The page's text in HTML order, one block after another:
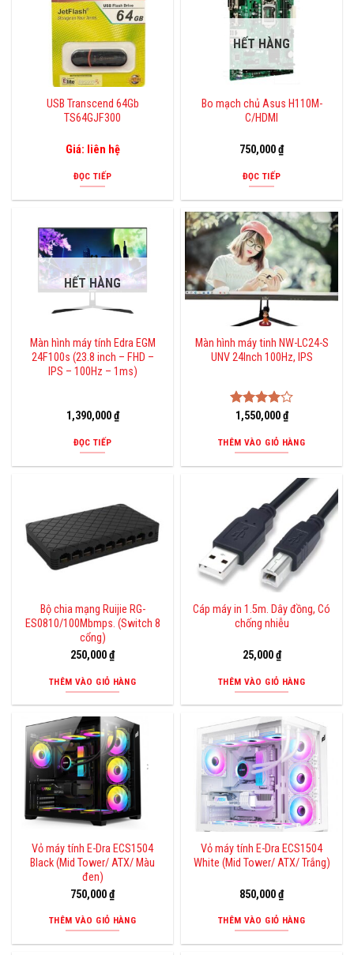
USB Transcend 64Gb
TS64GJF300
Giá: liên hệ
ĐỌC TIẾP
HẾT HÀNG
Bo mạch chủ Asus H110M-
C/HDMI
750,000₫
ĐỌC TIẾP
HẾT HÀNG
Màn hình máy tính Edra EGM
24F100s (23.8 inch – FHD –
IPS – 100Hz – 1ms)
1,390,000₫
ĐỌC TIẾP
Màn hình máy tinh NW-LC24-S
UNV 24Inch 100Hz, IPS
Được
4.005
sao
1,550,000₫
THÊM VÀO GIỎ HÀNG
Bộ chia mạng Ruijie RG-
ES0810/100Mbmps. (Switch 8
cổng)
250,000₫
THÊM VÀO GIỎ HÀNG
Cáp máy in 1.5m. Dây đồng, Có
chống nhiễu
25,000₫
THÊM VÀO GIỎ HÀNG
Vỏ máy tính E-Dra ECS1504
Black (Mid Tower/ ATX/ Màu
đen)
750,000₫
THÊM VÀO GIỎ HÀNG
Vỏ máy tính E-Dra ECS1504
White (Mid Tower/ ATX/ Trắng)
850,000₫
THÊM VÀO GIỎ HÀNG